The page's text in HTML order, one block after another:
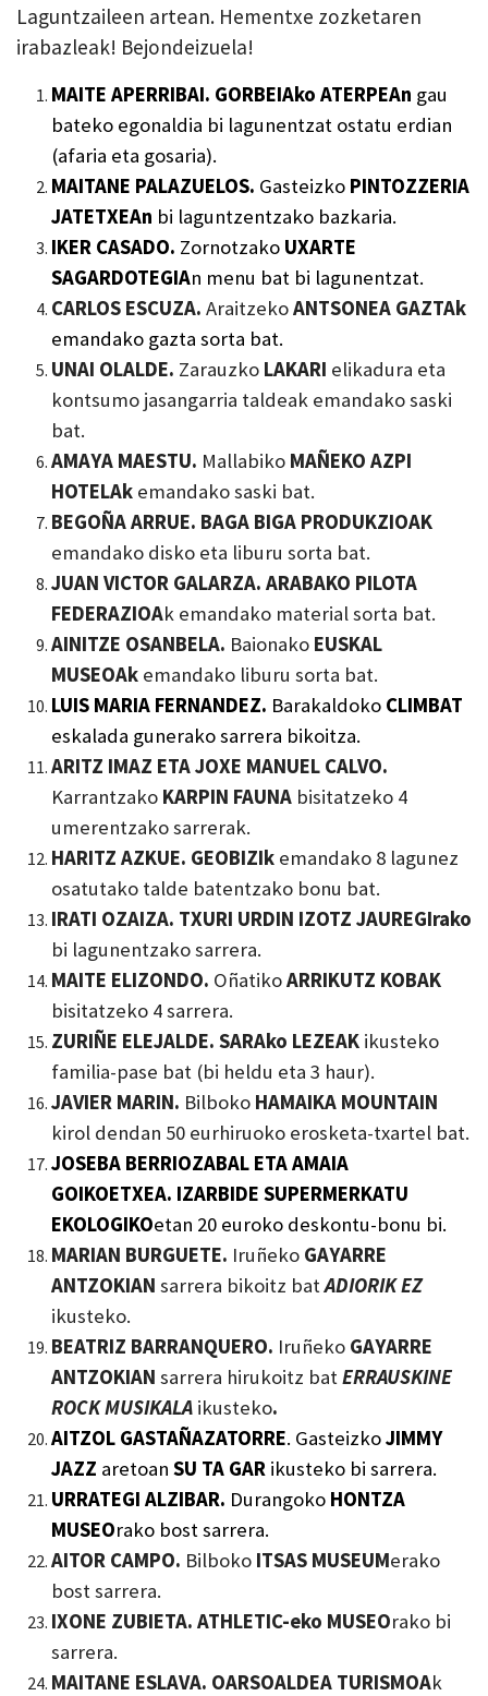
Laguntzaileen artean. Hementxe zozketaren
irabazleak! Bejondeizuela!
MAITE APERRIBAI. GORBEIAko ATERPEAn gau
bateko egonaldia bi lagunentzat ostatu erdian
(afaria eta gosaria).
MAITANE PALAZUELOS. Gasteizko PINTOZZERIA
JATETXEAn bi laguntzentzako bazkaria.
IKER CASADO. Zornotzako UXARTE
SAGARDOTEGIAn menu bat bi lagunentzat.
CARLOS ESCUZA. AraitzekoANTSONEA GAZTAk
emandako gazta sorta bat.
UNAI OLALDE. Zarauzko LAKARI elikadura eta
kontsumo jasangarria taldeak emandako saski
bat.
AMAYA MAESTU. Mallabiko MAÑEKO AZPI
HOTELAk emandako saski bat.
BEGOÑA ARRUE. BAGA BIGA PRODUKZIOAK
emandako disko eta liburu sorta bat.
JUAN VICTOR GALARZA. ARABAKO PILOTA
FEDERAZIOAk emandako material sorta bat.
AINITZE OSANBELA. Baionako EUSKAL
MUSEOAk emandako liburu sorta bat.
LUIS MARIA FERNANDEZ. Barakaldoko CLIMBAT
eskalada gunerako sarrera bikoitza.
ARITZ IMAZ ETA JOXE MANUEL CALVO.
Karrantzako KARPIN FAUNA bisitatzeko 4
umerentzako sarrerak.
HARITZ AZKUE. GEOBIZIk emandako 8 lagunez
osatutako talde batentzako bonu bat.
IRATI OZAIZA. TXURI URDIN IZOTZ JAUREGIrako
bi lagunentzako sarrera.
MAITE ELIZONDO. OñatikoARRIKUTZ KOBAK
bisitatzeko 4 sarrera.
ZURIÑE ELEJALDE. SARAko LEZEAK ikusteko
familia-pase bat (bi heldu eta 3 haur).
JAVIER MARIN. Bilboko HAMAIKA MOUNTAIN
kirol dendan 50 eurhiruoko erosketa-txartel bat.
JOSEBA BERRIOZABAL ETA AMAIA
GOIKOETXEA. IZARBIDE SUPERMERKATU
EKOLOGIKOetan 20 euroko deskontu-bonu bi.
MARIAN BURGUETE. Iruñeko GAYARRE
ANTZOKIAN sarrera bikoitz batADIORIK EZ
ikusteko.
BEATRIZ BARRANQUERO. Iruñeko GAYARRE
ANTZOKIAN sarrera hirukoitz batERRAUSKINE
ROCK MUSIKALA ikusteko.
AITZOL GASTAÑAZATORRE. GasteizkoJIMMY
JAZZ aretoan SU TA GAR ikusteko bi sarrera.
URRATEGI ALZIBAR. Durangoko HONTZA
MUSEOrako bostsarrera.
AITOR CAMPO. Bilboko ITSAS MUSEUMerako
bost sarrera.
IXONE ZUBIETA. ATHLETIC-eko MUSEOrako bi
sarrera.
MAITANE ESLAVA. OARSOALDEA TURISMOAk